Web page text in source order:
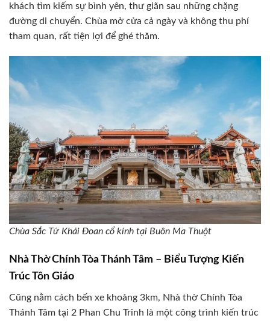
khách tìm kiếm sự bình yên, thư giãn sau những chặng
đường di chuyển. Chùa mở cửa cả ngày và không thu phí
tham quan, rất tiện lợi để ghé thăm.
Chùa Sắc Tứ Khải Đoan cổ kính tại Buôn Ma Thuột
Nhà Thờ Chính Tòa Thánh Tâm – Biểu Tượng Kiến
Trúc Tôn Giáo
Cũng nằm cách bến xe khoảng 3km, Nhà thờ Chính Tòa
Thánh Tâm tại 2 Phan Chu Trinh là một công trình kiến trúc